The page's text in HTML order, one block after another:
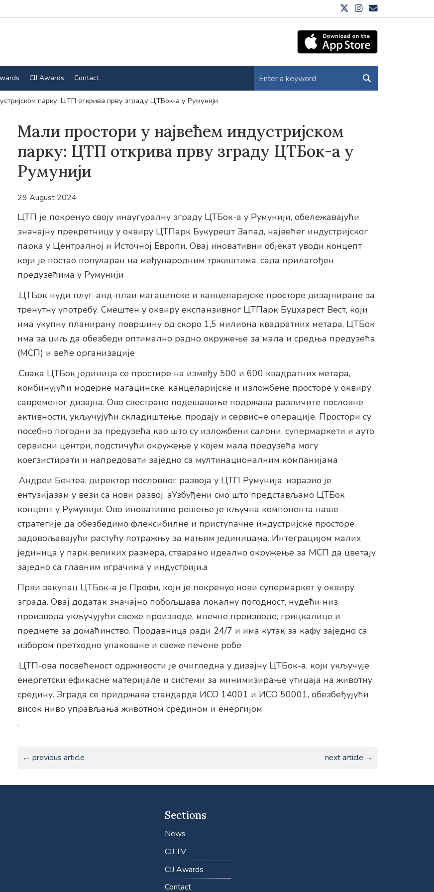
CIJ Awards Contact
парку: ЦТП открива прву зграду ЦТБок-а у Румунији
Мали простори у највећем индустријском
парку: ЦТП открива прву зграду ЦТБок-а у
Румунији
29 August 2024
ЦТП је покренуо своју инаугуралну зграду ЦТБок-а у Румунији, обележавајући
значајну прекретницу у оквиру ЦТПарк Букурешт Запад, највећег индустријског
парка у Централној и Источној Европи. Овај иновативни објекат уводи концепт
који је постао популаран на међународним тржиштима, сада прилагођен
предузећима у Румунији
.ЦТБок нуди плуг-анд-плаи магацинске и канцеларијске просторе дизајниране за
тренутну употребу. Смештен у оквиру експанзивног ЦТПарк Буцхарест Вест, који
има укупну планирану површину од скоро 1,5 милиона квадратних метара, ЦТБок
има за циљ да обезбеди оптимално радно окружење за мала и средња предузећа
(МСП) и веће организације
.Свака ЦТБок јединица се простире на између 500 и 600 квадратних метара,
комбинујући модерне магацинске, канцеларијске и изложбене просторе у оквиру
савременог дизајна. Ово свестрано подешавање подржава различите пословне
активности, укључујући складиштење, продају и сервисне операције. Простори су
посебно погодни за предузећа као што су изложбени салони, супермаркети и ауто
сервисни центри, подстичући окружење у којем мала предузећа могу
коегзистирати и напредовати заједно са мултинационалним компанијама
.Андреи Бентеа, директор пословног развоја у ЦТП Румунија, изразио је
ентузијазам у вези са нови развој: аУзбуђени смо што представљамо ЦТБок
концепт у Румунији. Ово иновативно решење је кључна компонента наше
стратегије да обезбедимо флексибилне и приступачне индустријске просторе,
задовољавајући растућу потражњу за мањим јединицама. Интеграцијом малих
јединица у парк великих размера, стварамо идеално окружење за МСП да цветају
заједно са главним играчима у индустрији.а
Први закупац ЦТБок-а је Профи, који је покренуо нови супермаркет у оквиру
зграда. Овај додатак значајно побољшава локалну погодност, нудећи низ
производа укључујући свеже производе, млечне производе, грицкалице и
предмете за домаћинство. Продавница ради 24/7 и има кутак за кафу заједно са
избором претходно упаковане и свеже печене робе
.ЦТП-ова посвећеност одрживости је очигледна у дизајну ЦТБок-а, који укључује
енергетски ефикасне материјале и системи за минимизирање утицаја на животну
средину. Зграда се придржава стандарда ИСО 14001 и ИСО 50001, обезбеђујући
висок ниво управљања животном средином и енергијом
.
← previous article next article →
Sections
News
CIJ TV
CIJ Awards
Contact